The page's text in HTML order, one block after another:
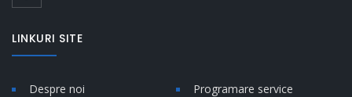
LINKURI SITE
Despre noi
Programare service